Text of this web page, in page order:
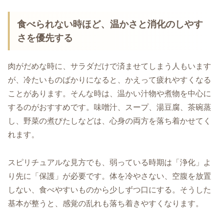
食べられない時ほど、温かさと消化のしやす
さを優先する
肉がだめな時に、サラダだけで済ませてしまう人もいます
が、冷たいものばかりになると、かえって疲れやすくなる
ことがあります。そんな時は、温かい汁物や煮物を中心に
するのがおすすめです。味噌汁、スープ、湯豆腐、茶碗蒸
し、野菜の煮びたしなどは、心身の両方を落ち着かせてく
れます。
スピリチュアルな見方でも、弱っている時期は「浄化」よ
り先に「保護」が必要です。体を冷やさない、空腹を放置
しない、食べやすいものから少しずつ口にする。そうした
基本が整うと、感覚の乱れも落ち着きやすくなります。